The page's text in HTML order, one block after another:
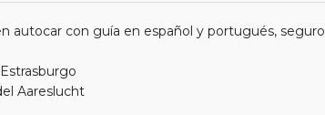
autocar con guía en español y portugués, seguro
Aareslucht